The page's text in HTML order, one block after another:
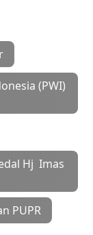
(PWI)
Hj Imas
PUPR